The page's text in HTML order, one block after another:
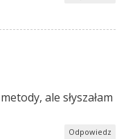
ale słyszałam
Odpowiedz